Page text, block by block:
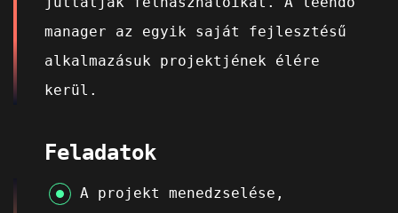
manager az egyik saját fejlesztésű
alkalmazásuk projektjének élére
kerül.
Feladatok
A projekt menedzselése,